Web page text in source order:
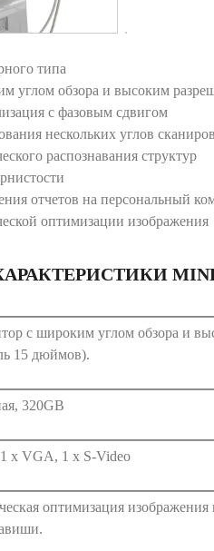
типа
углом обзора и высоким
с фазовым сдвигом
нескольких углов
распознавания структур
отчетов на персональный
оптимизации изображения
с широким углом обзора и
15 дюймов).
320GB
x VGA, 1 x S-Video
оптимизация